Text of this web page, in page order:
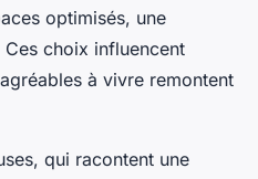
optimisés, une
choix influencent
à vivre remontent
qui racontent une